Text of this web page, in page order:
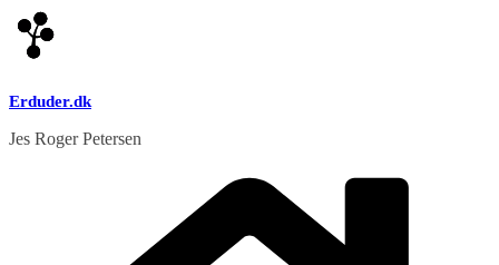
Skip
to
content
Erduder.dk
Jes Roger Petersen